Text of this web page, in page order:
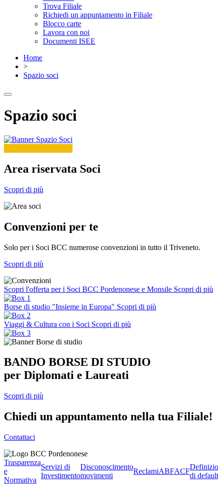
Trova Filiale
Richiedi un appuntamento in Filiale
Blocco carte
Lavora con noi
Documenti ISEE
Home
>
Spazio soci
Spazio soci
Area riservata Soci
Scopri di più
Convenzioni per te
Solo per i Soci BCC numerose convenzioni in tutto il Triveneto.
Scopri di più
Scopri l'offerta per i Soci BCC Pordenonese e Monsile Scopri di più
Borse di studio "Insieme in Europa" Scopri di più
Viaggi & Cultura con i Soci Scopri di più
BANDO BORSE DI STUDIO
per Diplomati e Laureati
Scopri di più
Chiedi un appuntamento nella tua Filiale!
Contattaci
Trasparenza
e
Normativa
Servizi di
Investimento
Disconoscimento
movimenti
ReclamiABFACF
di default